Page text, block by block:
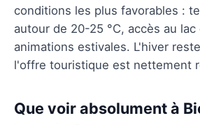
conditions les plus favorables :
autour de 20-25 °C, accès au
animations estivales. L'hiver
l'offre touristique est nettement
Que voir absolument à